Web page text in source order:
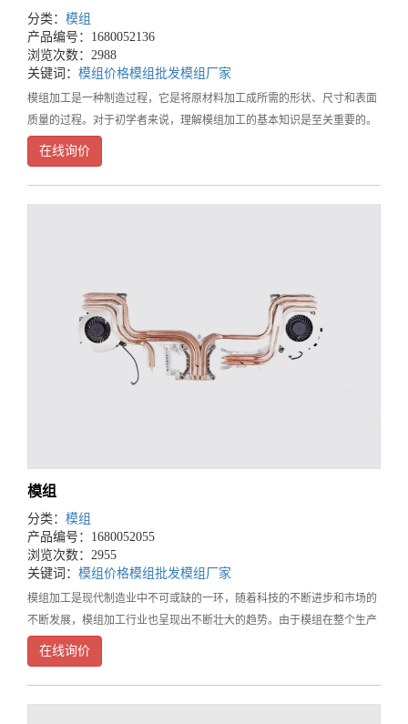
分类： 模组
产品编号：1680052136
浏览次数：2988
关键词： 模组价格模组批发模组厂家
模组加工是一种制造过程，它是将原材料加工成所需的形状、尺寸和表面
质量的过程。对于初学者来说，理解模组加工的基本知识是至关重要的。
本文将介绍模组加工的基础知识，以便初学者了解这个领域的基础知识。
1.材料在模组加工过程中，最重要的是原材料。材
在线询价
模组
分类： 模组
产品编号：1680052055
浏览次数：2955
关键词： 模组价格模组批发模组厂家
模组加工是现代制造业中不可或缺的一环，随着科技的不断进步和市场的
不断发展，模组加工行业也呈现出不断壮大的趋势。由于模组在整个生产
领域中的重要性，而为了能够获得优异的产品质量和良好的生产效率，我
们必须选择一家优质的模组加工厂家。如何选择优质模
在线询价